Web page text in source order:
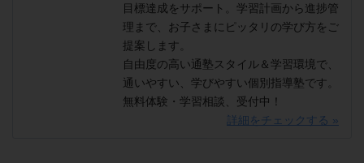
目標達成をサポート。学習計画から進捗管
理まで、お子さまにピッタリの学び方をご
提案します。
自由度の高い通塾スタイル＆学習環境で、
通いやすい、学びやすい個別指導塾です。
無料体験・学習相談、受付中！
詳細をチェックする »